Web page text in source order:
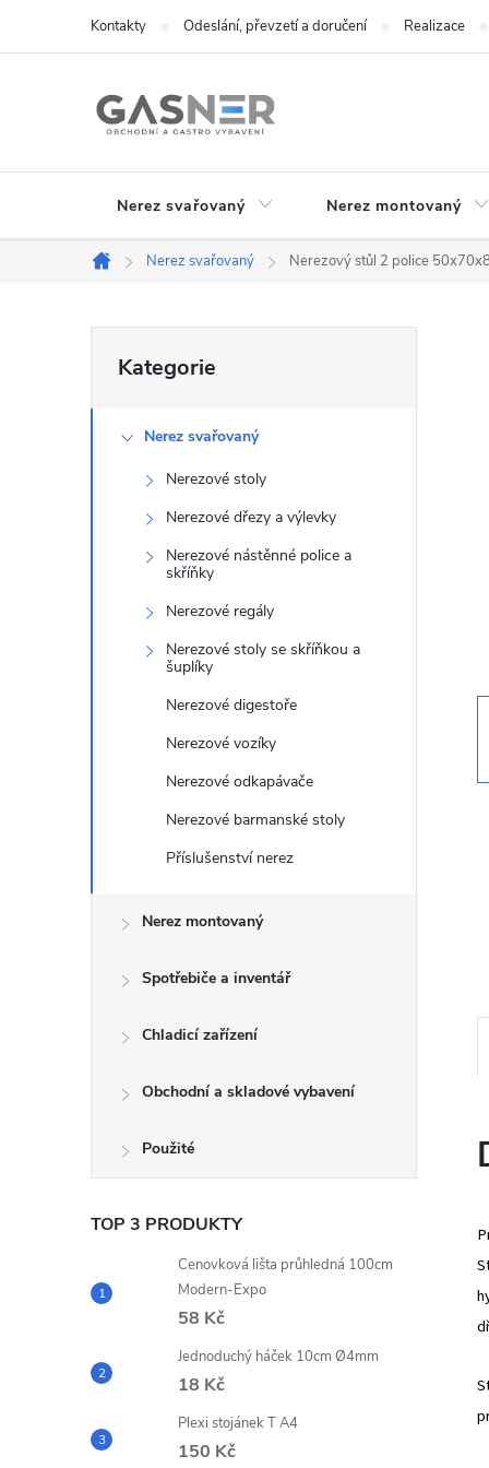
Kontakty Odeslání, převzetí a doručení Realizace
Nerez svařovaný Nerez montovaný
Domů
Nerez svařovaný Nerezový stůl 2 police
o
a
kategorie
Kategorie
Nerez svařovaný
Nerezové stoly
Nerezové dřezy a výlevky
Nerezové nástěnné police a
skříňky
Nerezové regály
Nerezové stoly se skříňkou a
šuplíky
Nerezové digestoře
Nerezové vozíky
Nerezové odkapávače
Nerezové barmanské stoly
Příslušenství nerez
Nerez montovaný
Spotřebiče a inventář
Chladicí zařízení
Obchodní a skladové vybavení
Použité
TOP 3 PRODUKTY
Cenovková lišta průhledná 100cm
Modern-Expo
58 Kč
Jednoduchý háček 10cm Ø4mm
18 Kč
Plexi stojánek T A4
150 Kč